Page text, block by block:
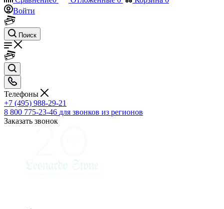
Войти
Поиск
Телефоны
+7 (495) 988-29-21
8 800 775-23-46 для звонков из регионов
Заказать звонок